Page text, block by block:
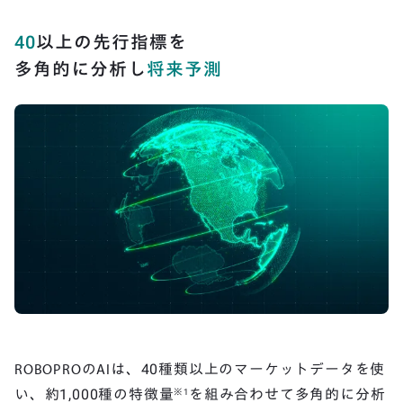
40以上の先行指標を
多角的に分析し将来予測
ROBOPROのAIは、40種類以上のマーケットデータを使
い、約1,000種の特徴量※1 を組み合わせて多角的に分析